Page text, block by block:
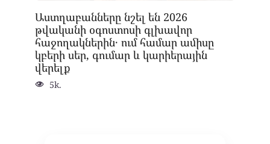
Աստղաբանները նշել են 2026
թվականի օգոստոսի գլխավոր
հաջողակներին․ ում համար ամիսը
կբերի սեր, գումար և կարիերային
վերելք
5k.